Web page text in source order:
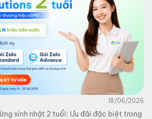
18/06/2026
sinh nhật 2 tuổi: Ưu đãi đặc biệt trong